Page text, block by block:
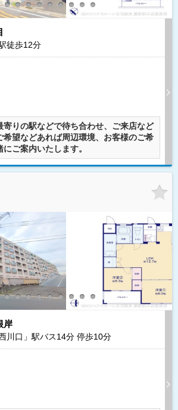
徒歩12分
寄りの駅などで待ち合わせ、ご来店など
希望などあれば周辺環境、お客様のご希
ご案内いたします。
岸
川口」駅バス14分 停歩10分